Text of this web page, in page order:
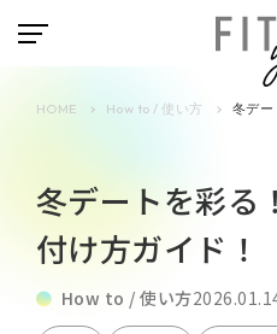
HOME How to / 使い方 冬デー
冬デートを彩る
付け方ガイド！
How to / 使い方